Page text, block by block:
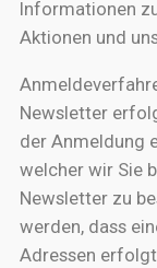
Informationen
Aktionen und
Newsletter
der Anmeldung
welcher wir Sie
Newsletter zu
werden, dass
Adressen